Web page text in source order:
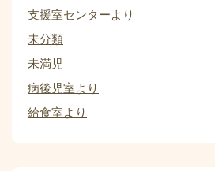
支援室センターより
未分類
未満児
病後児室より
給食室より